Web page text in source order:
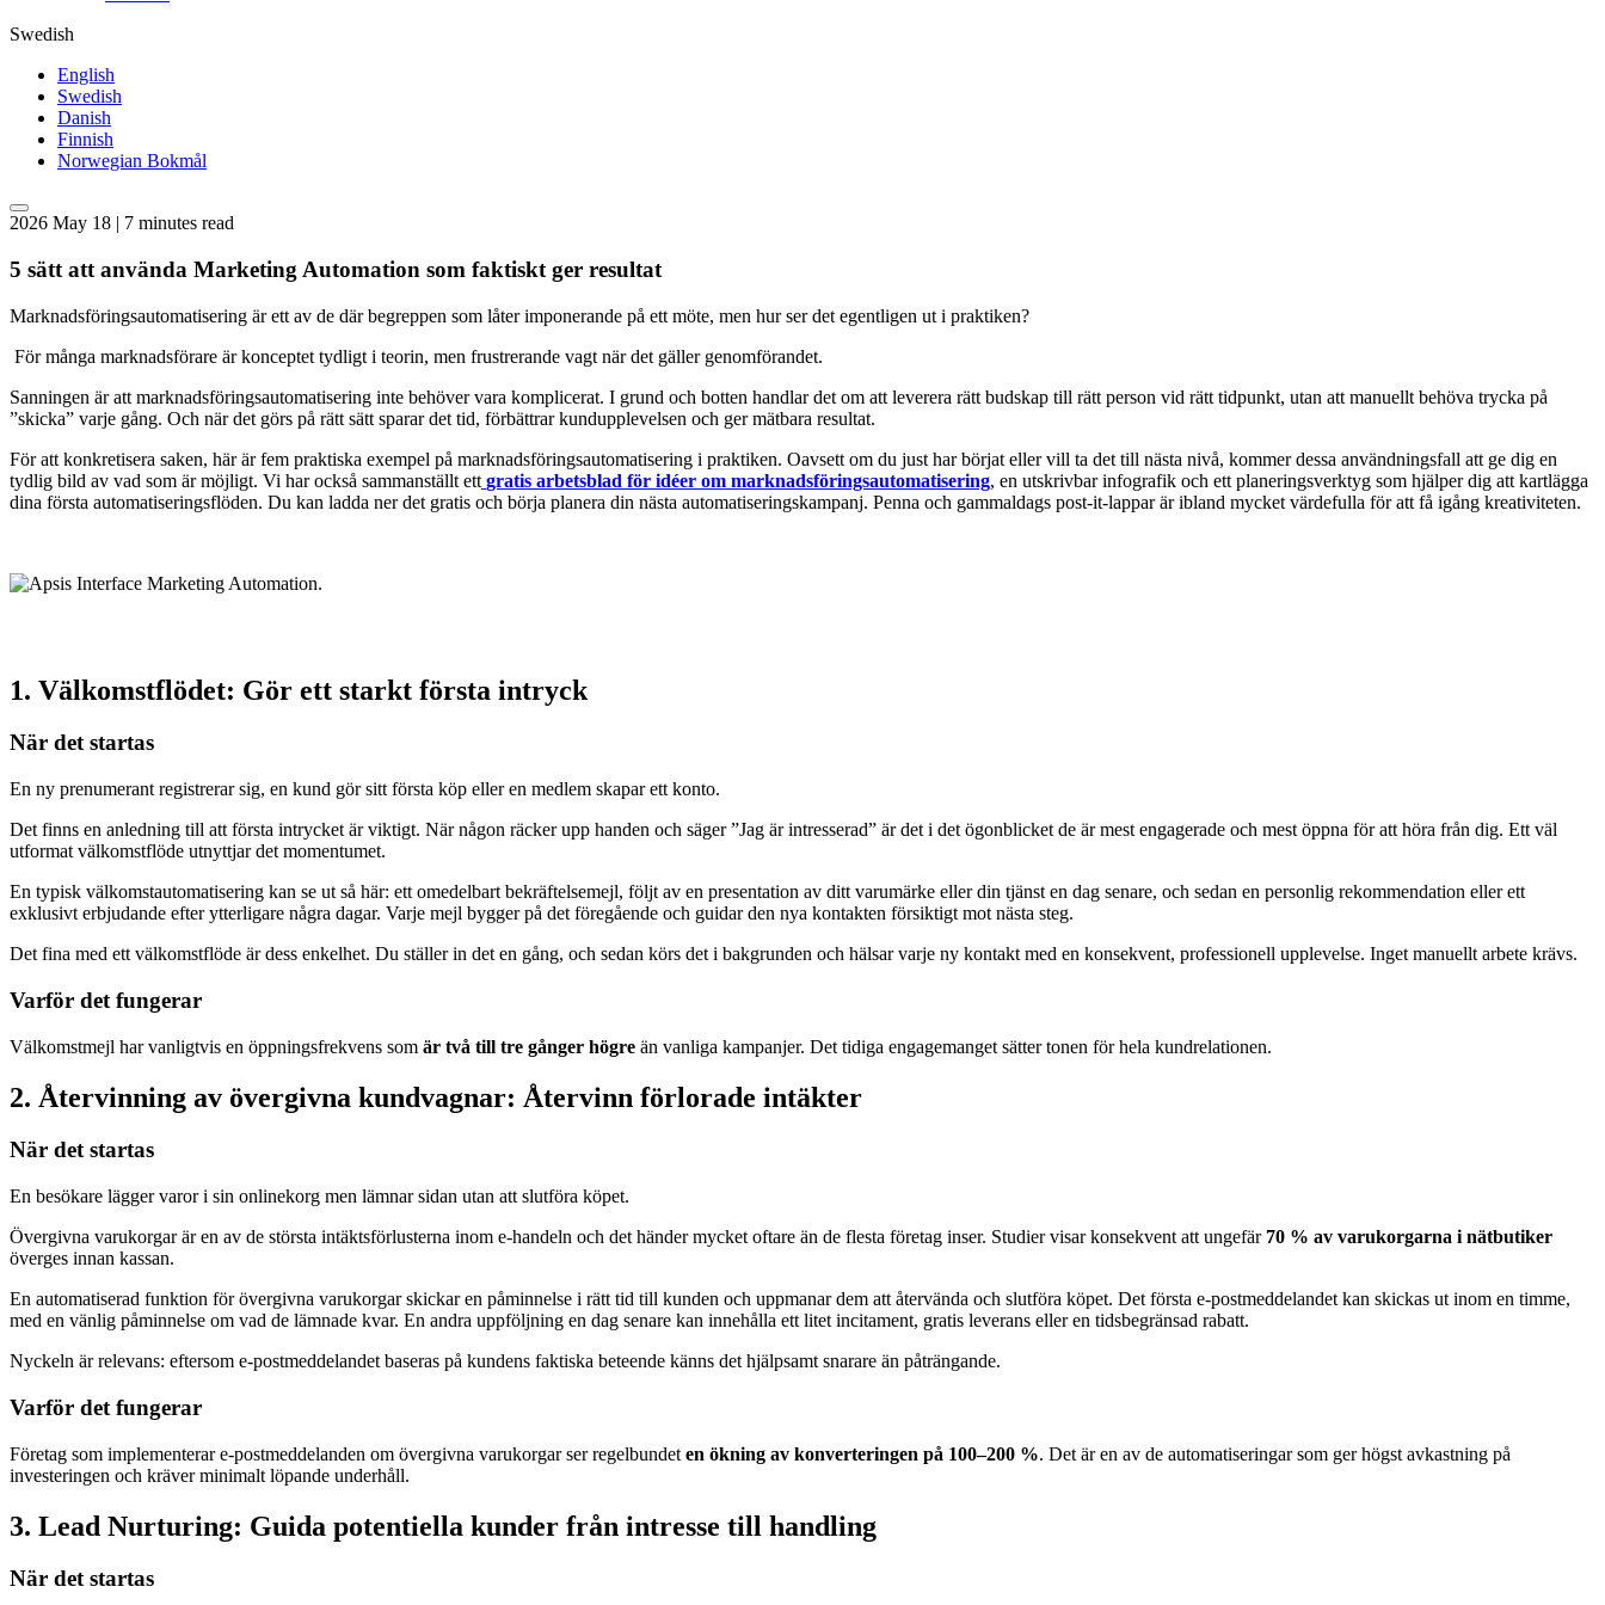
Swedish
English
Swedish
Danish
Finnish
Norwegian Bokmål
2026 May 18 | 7 minutes read
5 sätt att använda Marketing Automation som faktiskt ger resultat
Marknadsföringsautomatisering är ett av de där begreppen som låter imponerande på ett möte, men hur ser det egentligen ut i praktiken?
För många marknadsförare är konceptet tydligt i teorin, men frustrerande vagt när det gäller genomförandet.
Sanningen är att marknadsföringsautomatisering inte behöver vara komplicerat. I grund och botten handlar det om att leverera rätt budskap till rätt person vid rätt tidpunkt, utan att manuellt behöva trycka på
”skicka” varje gång. Och när det görs på rätt sätt sparar det tid, förbättrar kundupplevelsen och ger mätbara resultat.
För att konkretisera saken, här är fem praktiska exempel på marknadsföringsautomatisering i praktiken. Oavsett om du just har börjat eller vill ta det till nästa nivå, kommer dessa användningsfall att ge dig en
tydlig bild av vad som är möjligt. Vi har också sammanställt ett gratis arbetsblad för idéer om marknadsföringsautomatisering, en utskrivbar infografik och ett planeringsverktyg som hjälper dig att kartlägga
dina första automatiseringsflöden. Du kan ladda ner det gratis och börja planera din nästa automatiseringskampanj. Penna och gammaldags post-it-lappar är ibland mycket värdefulla för att få igång kreativiteten.
1. Välkomstflödet: Gör ett starkt första intryck
När det startas
En ny prenumerant registrerar sig, en kund gör sitt första köp eller en medlem skapar ett konto.
Det finns en anledning till att första intrycket är viktigt. När någon räcker upp handen och säger ”Jag är intresserad” är det i det ögonblicket de är mest engagerade och mest öppna för att höra från dig. Ett väl
utformat välkomstflöde utnyttjar det momentumet.
En typisk välkomstautomatisering kan se ut så här: ett omedelbart bekräftelsemejl, följt av en presentation av ditt varumärke eller din tjänst en dag senare, och sedan en personlig rekommendation eller ett
exklusivt erbjudande efter ytterligare några dagar. Varje mejl bygger på det föregående och guidar den nya kontakten försiktigt mot nästa steg.
Det fina med ett välkomstflöde är dess enkelhet. Du ställer in det en gång, och sedan körs det i bakgrunden och hälsar varje ny kontakt med en konsekvent, professionell upplevelse. Inget manuellt arbete krävs.
Varför det fungerar
Välkomstmejl har vanligtvis en öppningsfrekvens som är två till tre gånger högre än vanliga kampanjer. Det tidiga engagemanget sätter tonen för hela kundrelationen.
2. Återvinning av övergivna kundvagnar: Återvinn förlorade intäkter
När det startas
En besökare lägger varor i sin onlinekorg men lämnar sidan utan att slutföra köpet.
Övergivna varukorgar är en av de största intäktsförlusterna inom e-handeln och det händer mycket oftare än de flesta företag inser. Studier visar konsekvent att ungefär 70 % av varukorgarna i nätbutiker
överges innan kassan.
En automatiserad funktion för övergivna varukorgar skickar en påminnelse i rätt tid till kunden och uppmanar dem att återvända och slutföra köpet. Det första e-postmeddelandet kan skickas ut inom en timme,
med en vänlig påminnelse om vad de lämnade kvar. En andra uppföljning en dag senare kan innehålla ett litet incitament, gratis leverans eller en tidsbegränsad rabatt.
Nyckeln är relevans: eftersom e-postmeddelandet baseras på kundens faktiska beteende känns det hjälpsamt snarare än påträngande.
Varför det fungerar
Företag som implementerar e-postmeddelanden om övergivna varukorgar ser regelbundet en ökning av konverteringen på 100–200 %. Det är en av de automatiseringar som ger högst avkastning på
investeringen och kräver minimalt löpande underhåll.
3. Lead Nurturing: Guida potentiella kunder från intresse till handling
När det startas